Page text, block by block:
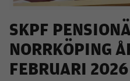
SKPF
NORRKÖPING
FEBRUARI 2026